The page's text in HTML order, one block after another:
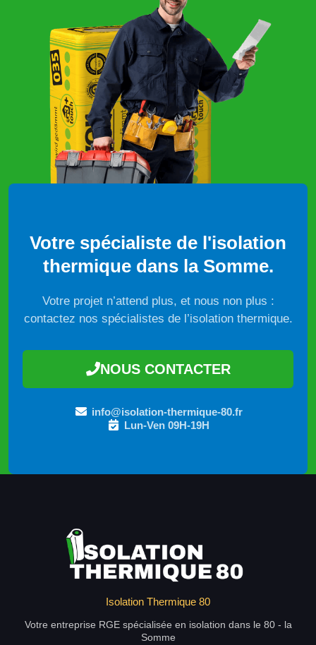
Votre spécialiste de l'isolation
thermique dans la Somme.
Votre projet n’attend plus, et nous non plus :
contactez nos spécialistes de l’isolation thermique.
NOUS CONTACTER
info@isolation-thermique-80.fr
Lun-Ven 09H-19H
Isolation Thermique 80
Votre entreprise RGE spécialisée en isolation dans le 80 - la
Somme